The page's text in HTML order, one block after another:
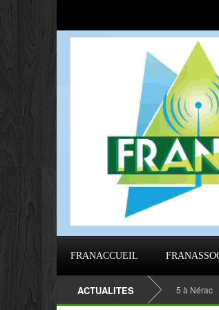
FRANACCUEIL
ACTUALITES
GÉNÉRALE 2023 de 9h40 à 16h5 à Nérac Une